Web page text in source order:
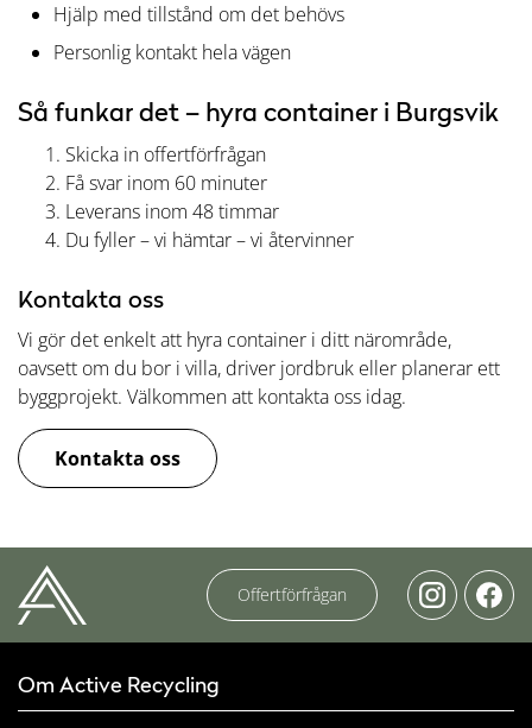
Hjälp med tillstånd om det behövs
Personlig kontakt hela vägen
Så funkar det – hyra container i Burgsvik
Skicka in offertförfrågan
Få svar inom 60 minuter
Leverans inom 48 timmar
Du fyller – vi hämtar – vi återvinner
Kontakta oss
Vi gör det enkelt att hyra container i ditt närområde,
oavsett om du bor i villa, driver jordbruk eller planerar ett
byggprojekt. Välkommen att kontakta oss idag.
Kontakta oss
Offertförfrågan
Om Active Recycling